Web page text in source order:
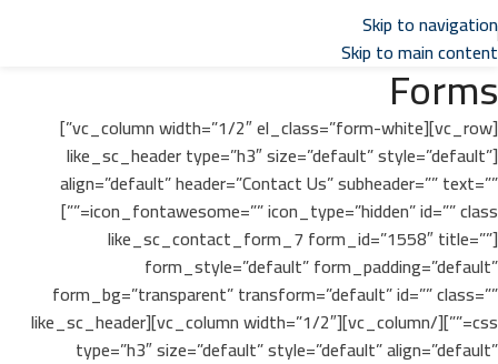
Skip to navigation
Skip to main content
تواصل مع مبيعات
Forms
[vc_row][vc_column width=”1/2″ el_class=”form-white”]
[like_sc_header type=”h3″ size=”default” style=”default”
align=”default” header=”Contact Us” subheader=”” text=””
icon_fontawesome=”” icon_type=”hidden” id=”” class=””]
[like_sc_contact_form_7 form_id=”1558″ title=””
form_style=”default” form_padding=”default”
form_bg=”transparent” transform=”default” id=”” class=””
css=””][/vc_column][vc_column width=”1/2″][like_sc_header
type=”h3″ size=”default” style=”default” align=”default”